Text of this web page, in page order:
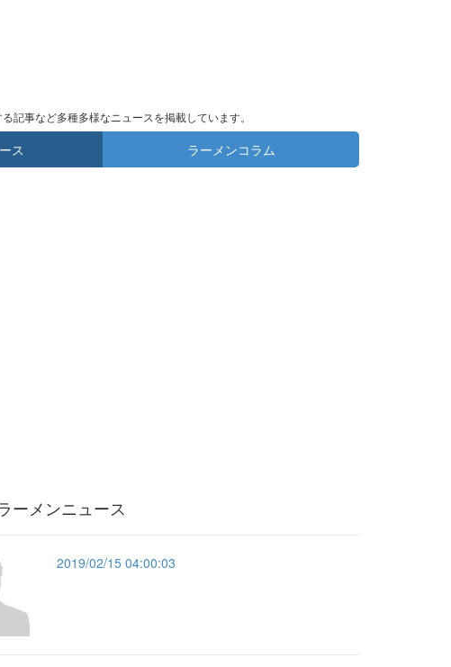
記事など多種多様なニュースを掲載しています。
ス ラーメンコラム
ーメンニュース
2019/02/15 04:00:03